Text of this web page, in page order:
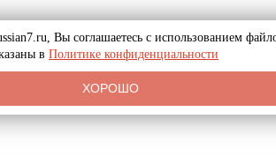
Вы соглашаетесь с использованием
в Политике конфиденциальности
ХОРОШО